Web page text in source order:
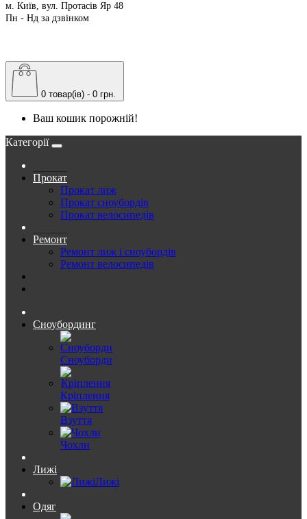
м. Київ, вул. Протасів Яр 48
Пн - Нд за дзвінком
0 товар(ів) - 0 грн.
Ваш кошик порожній!
Категорії
Прокат
Прокат лиж
Прокат сноубордів
Прокат велосипедів
Ремонт
Ремонт лиж і сноубордів
Ремонт велосипедів
Сноубординг
Сноуборди
Кріплення
Взуття
Чохли
Лижі
Лижі
Одяг